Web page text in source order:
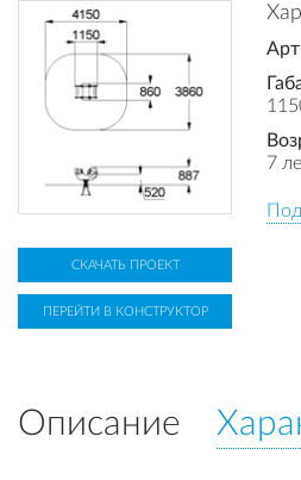
7
СКАЧАТЬ ПРОЕКТ
ПЕРЕЙТИ В КОНСТРУКТОР
Описание